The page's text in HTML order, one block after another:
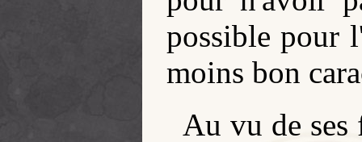
possible pour
moins bon
Au vu de ses